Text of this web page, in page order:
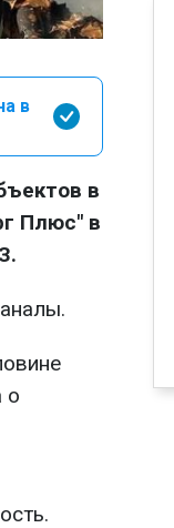
в
в
Плюс" в
о